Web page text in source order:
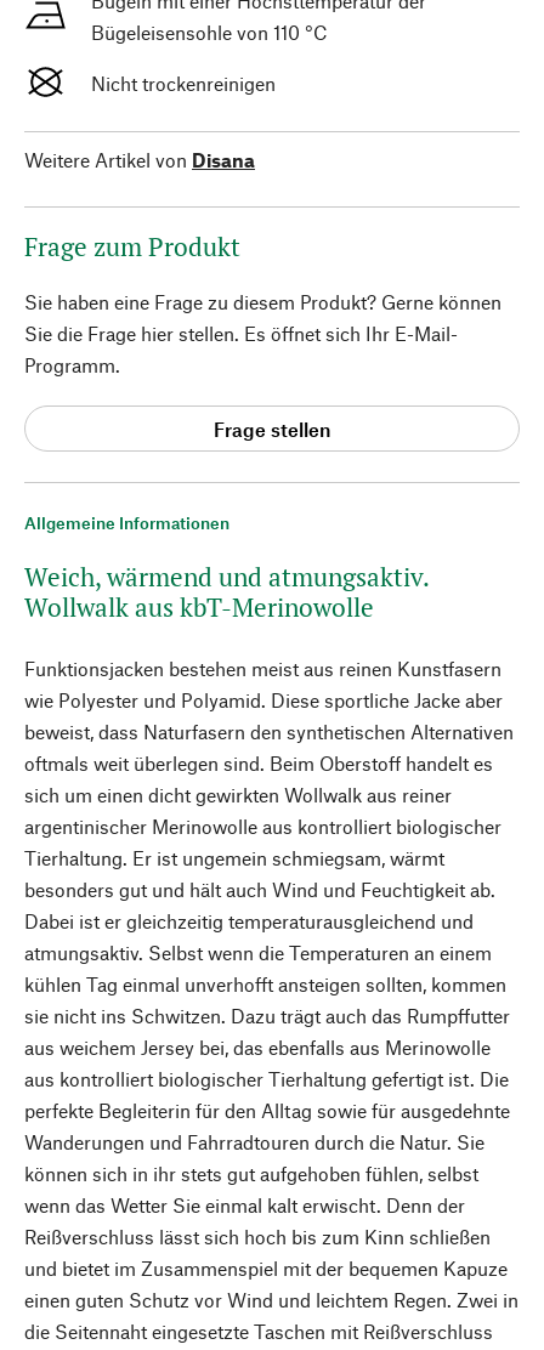
Allgemeine Informationen
Weich, wärmend und atmungsaktiv.
Wollwalk aus kbT-Merinowolle
Funktionsjacken bestehen meist aus reinen Kunstfasern
wie Polyester und Polyamid. Diese sportliche Jacke aber
beweist, dass Naturfasern den synthetischen Alternativen
oftmals weit überlegen sind. Beim Oberstoff handelt es
sich um einen dicht gewirkten Wollwalk aus reiner
argentinischer Merinowolle aus kontrolliert biologischer
Tierhaltung. Er ist ungemein schmiegsam, wärmt
besonders gut und hält auch Wind und Feuchtigkeit ab.
Dabei ist er gleichzeitig temperaturausgleichend und
atmungsaktiv. Selbst wenn die Temperaturen an einem
kühlen Tag einmal unverhofft ansteigen sollten, kommen
sie nicht ins Schwitzen. Dazu trägt auch das Rumpffutter
aus weichem Jersey bei, das ebenfalls aus Merinowolle
aus kontrolliert biologischer Tierhaltung gefertigt ist. Die
perfekte Begleiterin für den Alltag sowie für ausgedehnte
Wanderungen und Fahrradtouren durch die Natur. Sie
können sich in ihr stets gut aufgehoben fühlen, selbst
wenn das Wetter Sie einmal kalt erwischt. Denn der
Reißverschluss lässt sich hoch bis zum Kinn schließen
und bietet im Zusammenspiel mit der bequemen Kapuze
einen guten Schutz vor Wind und leichtem Regen. Zwei in
die Seitennaht eingesetzte Taschen mit Reißverschluss
Bügeleisensohle von 110 °C
Nicht trockenreinigen
Weitere Artikel von Disana
Frage zum Produkt
Sie haben eine Frage zu diesem Produkt? Gerne können
Sie die Frage hier stellen. Es öffnet sich Ihr E-Mail-
Programm.
Frage stellen